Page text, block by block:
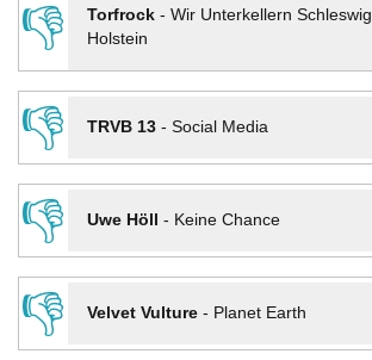
👎
Torfrock- Wir Unterkellern Schleswig
Holstein
👎
TRVB 13- Social Media
👎
Uwe Höll - Keine Chance
👎
Velvet Vulture- Planet Earth